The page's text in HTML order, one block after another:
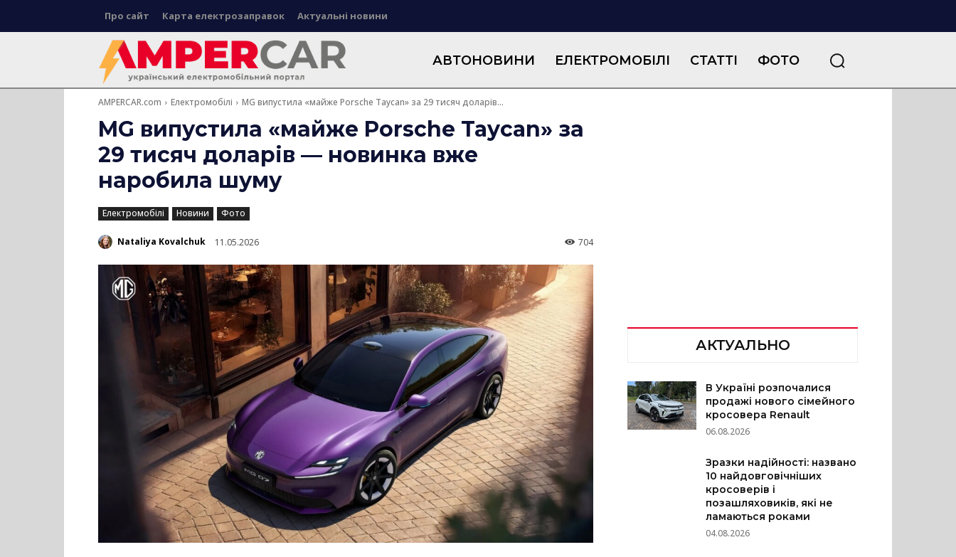
Про сайт Карта електрозаправок Актуальні новини
АВТОНОВИНИ ЕЛЕКТРОМОБІЛІ СТАТТІ ФОТО
AMPERCAR.com Електромобілі MG випустила «майже Porsche Taycan» за 29 тисяч доларів...
MG випустила «майже Porsche Taycan» за
29 тисяч доларів — новинка вже
наробила шуму
Електромобілі Новини Фото
Nataliya Kovalchuk 11.05.2026 704
АКТУАЛЬНО
В Україні розпочалися
продажі нового сімейного
кросовера Renault
06.08.2026
Зразки надійності: названо
10 найдовговічніших
кросоверів і
позашляховиків, які не
ламаються роками
04.08.2026